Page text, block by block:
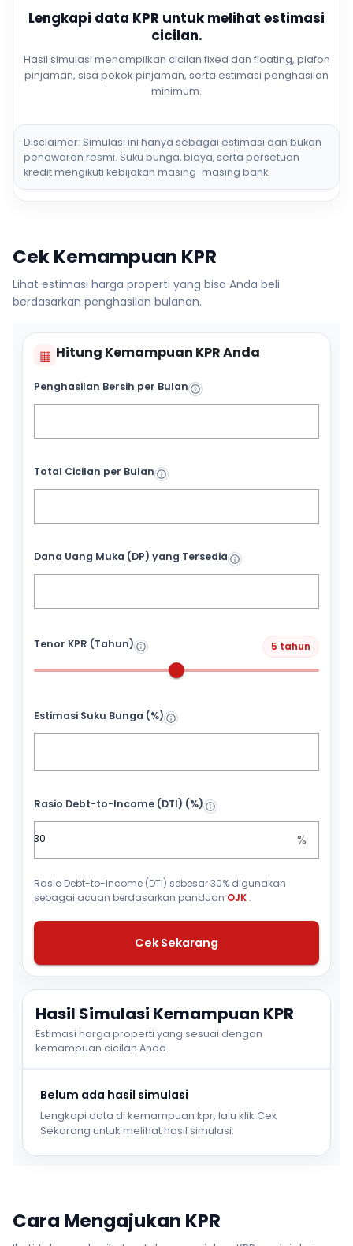
Lengkapi data KPR untuk melihat estimasi
cicilan.
Hasil simulasi menampilkan cicilan fixed dan floating, plafon
pinjaman, sisa pokok pinjaman, serta estimasi penghasilan
minimum.
Disclaimer: Simulasi ini hanya sebagai estimasi dan bukan
penawaran resmi. Suku bunga, biaya, serta persetuan
kredit mengikuti kebijakan masing-masing bank.
Cek Kemampuan KPR
Lihat estimasi harga properti yang bisa Anda beli
berdasarkan penghasilan bulanan.
▦ Hitung Kemampuan KPR Anda
Penghasilan Bersih per Bulan
Total Cicilan per Bulan
Dana Uang Muka (DP) yang Tersedia
Tenor KPR (Tahun) 5 tahun
Estimasi Suku Bunga (%)
Rasio Debt-to-Income (DTI) (%)
%
Rasio Debt-to-Income (DTI) sebesar 30% digunakan
sebagai acuan berdasarkan panduan OJK .
Cek Sekarang
Hasil Simulasi Kemampuan KPR
Estimasi harga properti yang sesuai dengan
kemampuan cicilan Anda.
Belum ada hasil simulasi
Lengkapi data di kemampuan kpr, lalu klik Cek
Sekarang untuk melihat hasil simulasi.
Cara Mengajukan KPR